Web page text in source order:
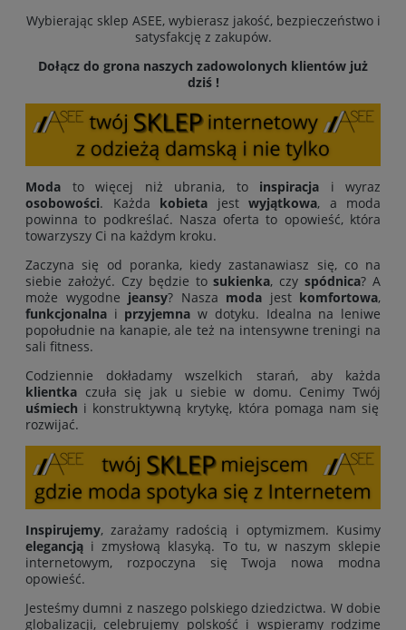
Wybierając sklep ASEE, wybierasz jakość, bezpieczeństwo i
satysfakcję z zakupów.
Dołącz do grona naszych zadowolonych klientów już
dziś !
Moda to więcej niż ubrania, to inspiracja i wyraz
osobowości. Każda kobieta jest wyjątkowa, a moda
powinna to podkreślać. Nasza oferta to opowieść, która
towarzyszy Ci na każdym kroku.
Zaczyna się od poranka, kiedy zastanawiasz się, co na
siebie założyć. Czy będzie tosukienka, czyspódnica? A
może wygodne jeansy? Nasza moda jest komfortowa,
funkcjonalna i przyjemna w dotyku. Idealna na leniwe
popołudnie na kanapie, ale też na intensywne treningi na
sali fitness.
Codziennie dokładamy wszelkich starań, aby każda
klientka czuła się jak u siebie w domu. Cenimy Twój
uśmiech i konstruktywną krytykę, która pomaga nam się
rozwijać.
Inspirujemy, zarażamy radością i optymizmem. Kusimy
elegancją i zmysłową klasyką. To tu, w naszym sklepie
internetowym, rozpoczyna się Twoja nowa modna
opowieść.
Jesteśmy dumni z naszego polskiego dziedzictwa. W dobie
globalizacji, celebrujemy polskość i wspieramy rodzime